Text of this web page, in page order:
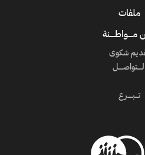
ملفات
مــــواطــــنة
شكوى
تـــبــــرع